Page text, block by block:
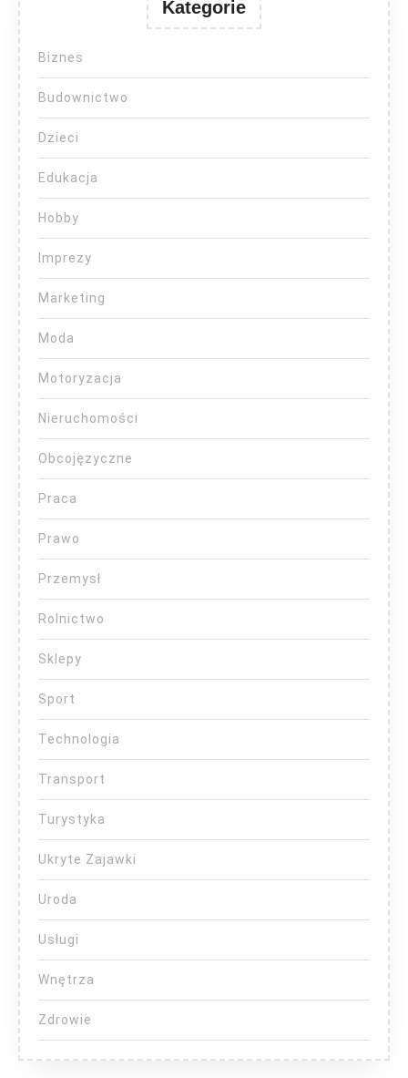
Kategorie
Biznes
Budownictwo
Dzieci
Edukacja
Hobby
Imprezy
Marketing
Moda
Motoryzacja
Nieruchomości
Obcojęzyczne
Praca
Prawo
Przemysł
Rolnictwo
Sklepy
Sport
Technologia
Transport
Turystyka
Ukryte Zajawki
Uroda
Usługi
Wnętrza
Zdrowie